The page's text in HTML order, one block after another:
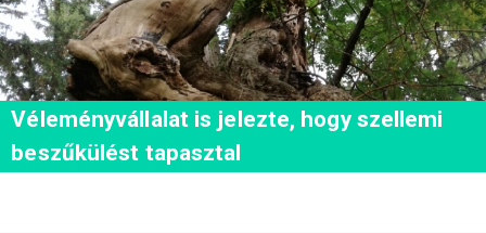
Véleményvállalat is jelezte, hogy szellemi
beszűkülést tapasztal